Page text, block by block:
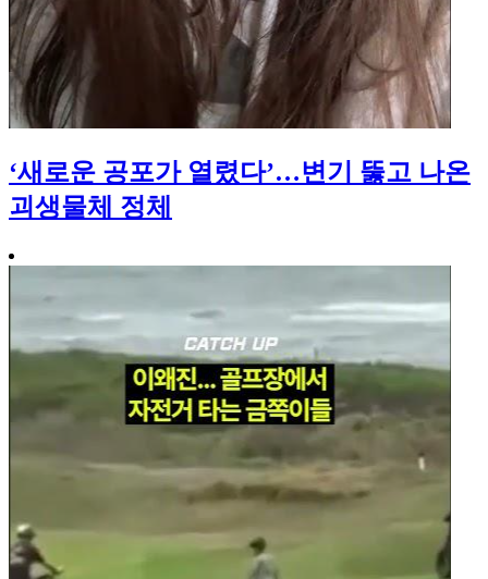
‘새로운 공포가 열렸다’…변기 뚫고 나온
괴생물체 정체